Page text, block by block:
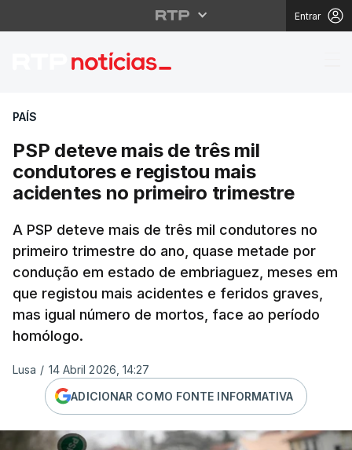
Entrar
PSP deteve mais de
PAÍS
PSP deteve mais de três mil
condutores e registou mais
acidentes no primeiro trimestre
A PSP deteve mais de três mil condutores no
primeiro trimestre do ano, quase metade por
condução em estado de embriaguez, meses em
que registou mais acidentes e feridos graves,
mas igual número de mortos, face ao período
homólogo.
Lusa / 14 Abril 2026, 14:27
ADICIONAR COMO FONTE INFORMATIVA